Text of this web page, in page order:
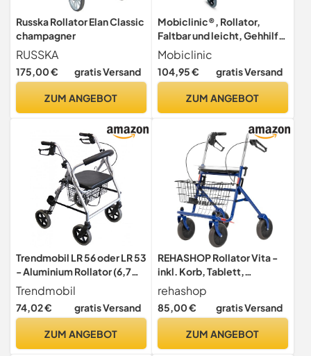
Russka Rollator Elan Classic
champagner
RUSSKA
175,00 € gratis Versand
ZUM ANGEBOT
Mobiclinic®, Rollator,
Faltbar und leicht, Gehhilfe,
Mit sitzfunktion,
Gepolsterte rückenlehne,
Handbremsen,
Abnehmbarer korb,
alhambra, Grau
Mobiclinic
104,95 € gratis Versand
ZUM ANGEBOT
Trendmobil LR 56 oder LR 53
- Aluminium Rollator (6,7
kg) mit Korb,
Stockhalterung, PU-
Bereifung,
Griffen, Gepolstertem
Trendmobil
74,02 € gratis Versand
ZUM ANGEBOT
REHASHOP Rollator Vita -
inkl. Korb, Tablett,
Stockhalter und
Pannensichere PU
Bereifung
rehashop
85,00 € gratis Versand
ZUM ANGEBOT